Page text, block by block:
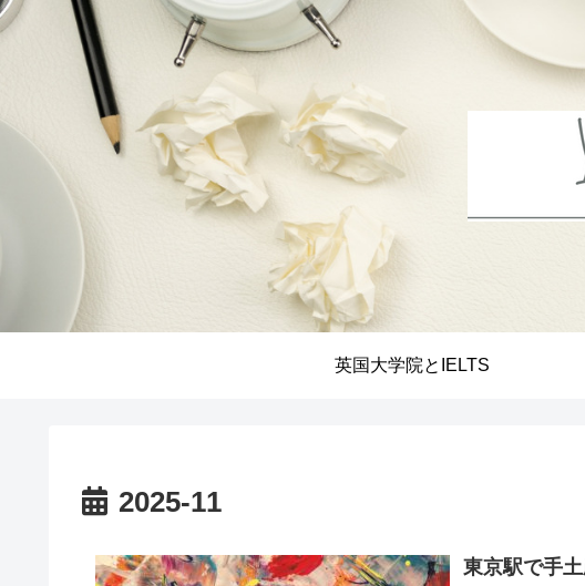
英国大学院とIELTS
2025-11
東京駅で手